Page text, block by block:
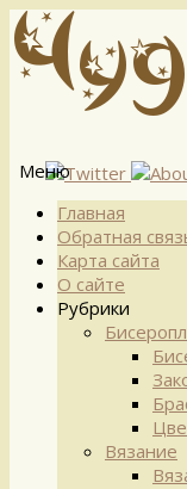
Меню
Перейти
содержимому
Главная
Обратная
Карта сайта
О сайте
Рубрики
Вязание